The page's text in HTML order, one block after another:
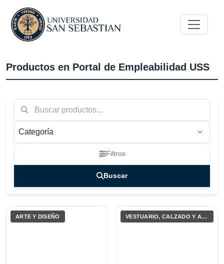
Productos en Portal de Empleabilidad USS
Filtros
Buscar
Buscar
ARTE Y DISEÑO VESTUARIO, CALZADO Y ACCESORIOS
Más nuevos